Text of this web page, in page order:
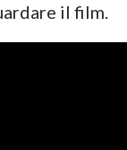
il film.